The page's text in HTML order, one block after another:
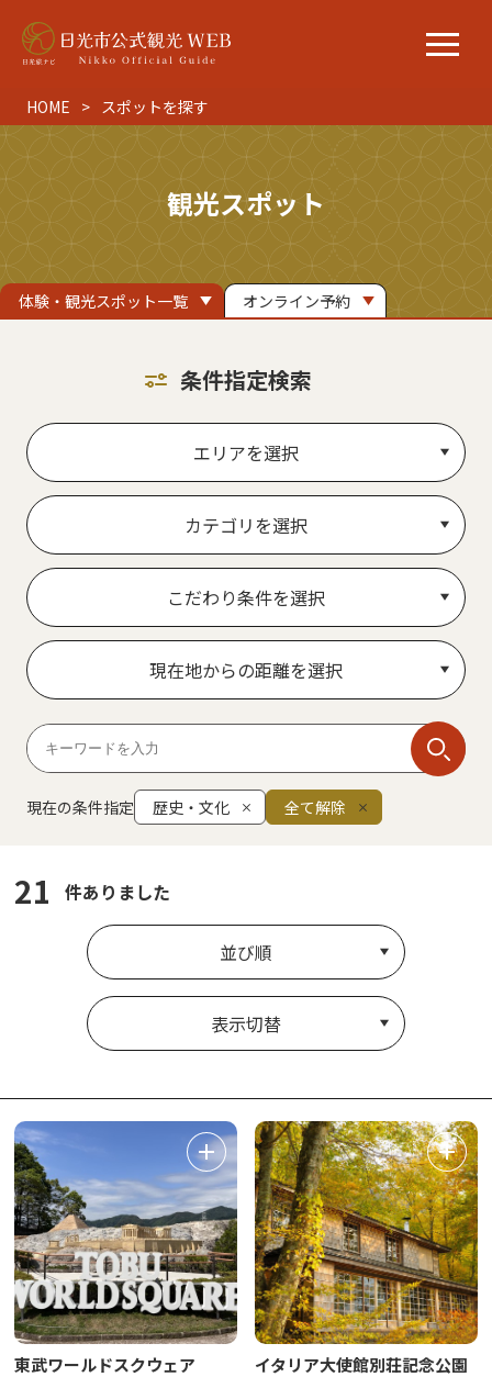
HOME スポットを探す
観光スポット
体験・観光スポット一覧 オンライン予約
条件指定検索
エリアを選択
カテゴリを選択
こだわり条件を選択
現在地からの距離を選択
現在の条件指定 歴史・文化 全て解除
21 件ありました
並び順
表示切替
東武ワールドスクウェア イタリア大使館別荘記念公園